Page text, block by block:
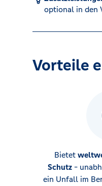
optional in den
Vorteile
Bietet
Schutz -
ein Unfall im